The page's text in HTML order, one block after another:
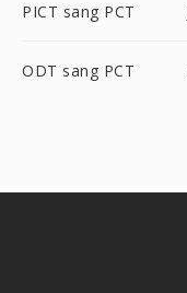
PICT sang PCT
ODT sang PCT